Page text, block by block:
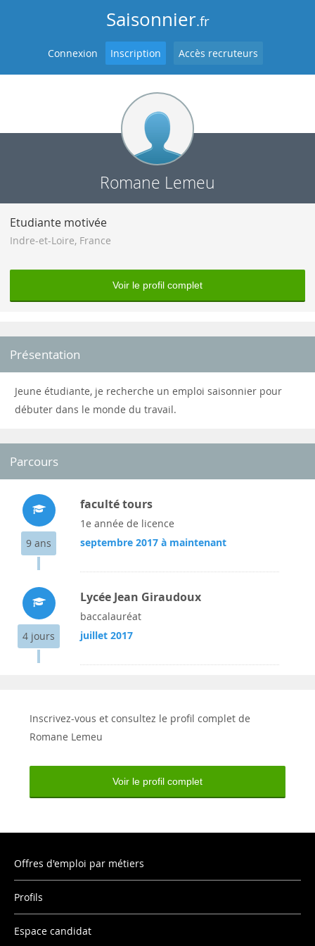
Saisonnier.fr
Connexion Inscription Accès recruteurs
Romane Lemeu
Etudiante motivée
Indre-et-Loire, France
Voir le profil complet
Présentation
Jeune étudiante, je recherche un emploi saisonnier pour
débuter dans le monde du travail.
Parcours
9 ans
faculté tours
1e année de licence
septembre 2017 à maintenant
4 jours
Lycée Jean Giraudoux
baccalauréat
juillet 2017
Inscrivez-vous et consultez le profil complet de
Romane Lemeu
Voir le profil complet
Offres d'emploi par métiers
Profils
Espace candidat